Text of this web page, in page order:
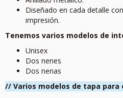
Diseñado en cada detalle
impresión.
Tenemos varios modelos de
Unisex
Dos nenes
Dos nenas
// Varios modelos de tapa